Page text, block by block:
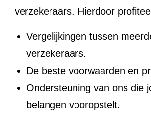
verzekeraars. Hierdoor
Vergelijkingen tussen
verzekeraars.
De beste voorwaarden en
Ondersteuning van ons die
belangen vooropstelt.